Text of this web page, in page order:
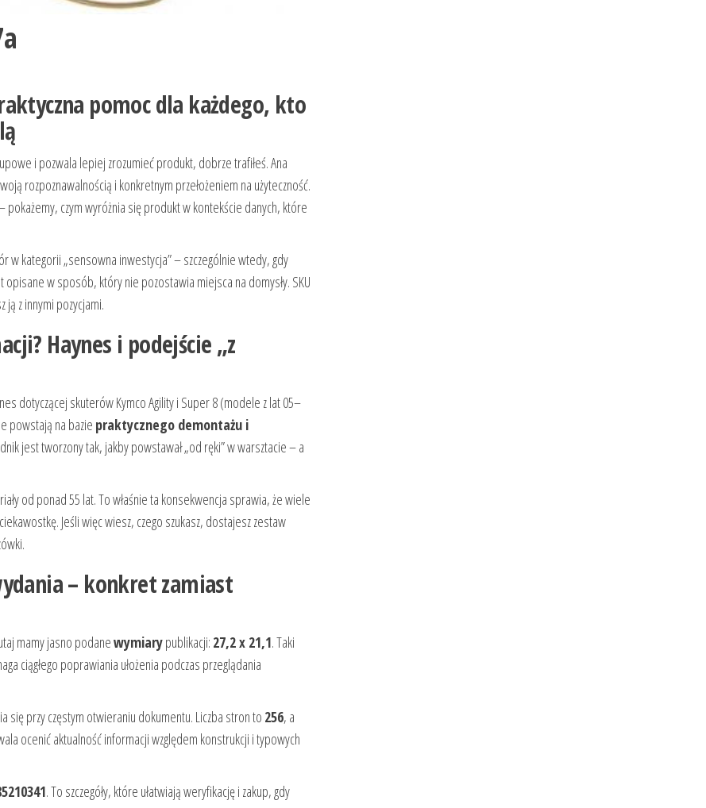
pomoc dla każdego, kto
i pozwala lepiej zrozumieć produkt, dobrze trafiłeś. Ana
rozpoznawalnością i konkretnym przełożeniem na użyteczność.
czym wyróżnia się produkt w kontekście danych, które
w kategorii „sensowna inwestycja” – szczególnie wtedy, gdy
w sposób, który nie pozostawia miejsca na domysły. SKU
z innymi pozycjami.
Haynes i podejście „z
dotyczącej skuterów Kymco Agility i Super 8 (modele z lat 05–
powstają na bazie praktycznego demontażu i
jest tworzony tak, jakby powstawał „od ręki” w warsztacie – a
od ponad 55 lat. To właśnie ta konsekwencja sprawia, że wiele
Jeśli więc wiesz, czego szukasz, dostajesz zestaw
– konkret zamiast
mamy jasno podanewymiarypublikacji: 27,2 x 21,1. Taki
ciągłego poprawiania ułożenia podczas przeglądania
się przy częstym otwieraniu dokumentu. Liczba stron to 256, a
ocenić aktualność informacji względem konstrukcji i typowych
. To szczegóły, które ułatwiają weryfikację i zakup, gdy